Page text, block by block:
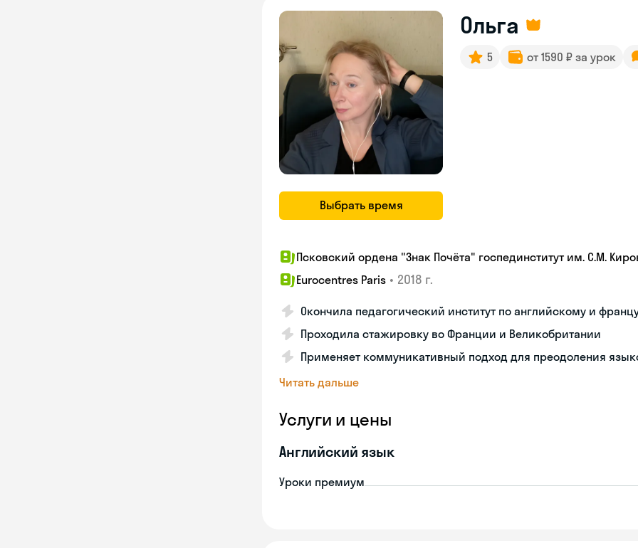
Выбрать время
Ольга
5 от 1590 ₽ за урок
Псковский ордена "Знак Почёта" госпединститут им. С.М.
Eurocentres Paris • 2018 г.
Окончила педагогический институт по английскому и
Проходила стажировку во Франции и Великобритании
Применяет коммуникативный подход для преодоления
Читать дальше
Услуги и цены
Английский язык
Уроки премиум